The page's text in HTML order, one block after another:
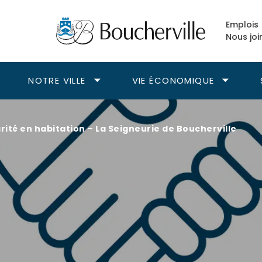
Emplois
Nous
NOTRE VILLE
le
sous-
menu
Notre
VIE ÉCONOMIQUE
le
Vie
en habitation – La Seigneurie de Boucherville